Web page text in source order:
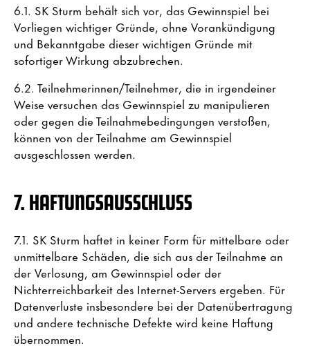
6.1. SK Sturm behält sich vor, das Gewinnspiel bei
Vorliegen wichtiger Gründe, ohne Vorankündigung
und Bekanntgabe dieser wichtigen Gründe mit
sofortiger Wirkung abzubrechen.
6.2. Teilnehmerinnen/Teilnehmer, die in irgendeiner
Weise versuchen das Gewinnspiel zu manipulieren
oder gegen die Teilnahmebedingungen verstoßen,
können von der Teilnahme am Gewinnspiel
ausgeschlossen werden.
7. HAFTUNGSAUSSCHLUSS
7.1. SK Sturm haftet in keiner Form für mittelbare oder
unmittelbare Schäden, die sich aus der Teilnahme an
der Verlosung, am Gewinnspiel oder der
Nichterreichbarkeit des Internet-Servers ergeben. Für
Datenverluste insbesondere bei der Datenübertragung
und andere technische Defekte wird keine Haftung
übernommen.